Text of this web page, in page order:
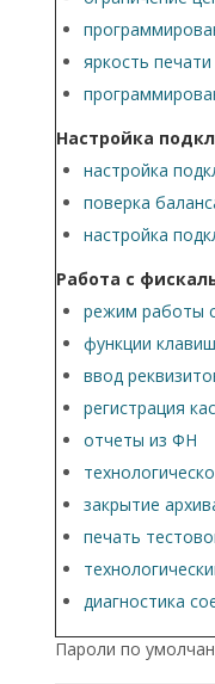
яркость печати
Настройка
настройка
поверка
настройка
Работа с
режим работы
функции
ввод
регистрация
отчеты из ФН
закрытие
печать
диагностика
Пароли по